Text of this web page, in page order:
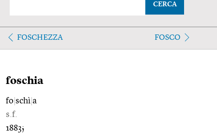
CERCA
FOSCHEZZA FOSCO
foschia
fo schì a
s.f.
1883;